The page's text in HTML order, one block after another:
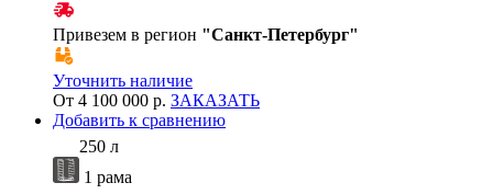
Привезем в регион "Санкт-Петербург"
Уточнить наличие
От 4 100 000 р. ЗАКАЗАТЬ
Добавить к сравнению
250 л
1 рама